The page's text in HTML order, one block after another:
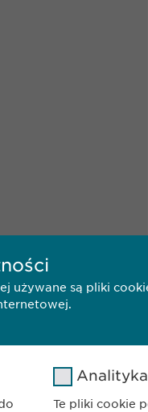
używane są pliki
Analityka
Te pliki cookie